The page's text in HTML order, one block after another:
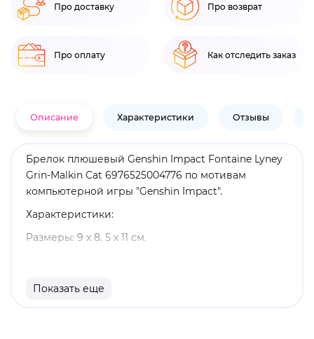
Про доставку Про возврат
Про оплату Как отследить заказ
Описание Характеристики Отзывы
Брелок плюшевый Genshin Impact Fontaine Lyney
Grin-Malkin Cat 6976525004776 по мотивам
компьютерной игры "Genshin Impact".
Характеристики:
Размеры: 9 x 8. 5 x 11 см.
Оригинальный и официально лицензированный
Показать еще